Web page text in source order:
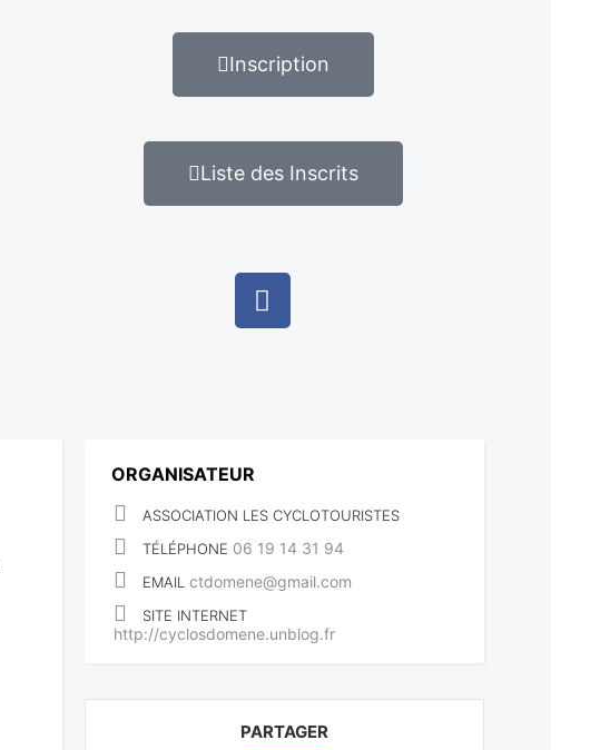
Inscription
Liste des Inscrits
ORGANISATEUR
ASSOCIATION LES CYCLOTOURISTES
TÉLÉPHONE 06 19 14 31 94
EMAIL ctdomene@gmail.com
SITE INTERNET
http://cyclosdomene.unblog.fr
PARTAGER